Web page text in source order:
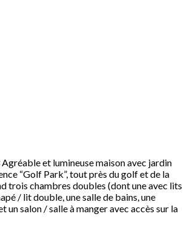
et lumineuse maison avec jardin
“Golf Park”, tout près du golf et de la
trois chambres doubles (dont une avec lits
/ lit double, une salle de bains, une
un salon / salle à manger avec accès sur la